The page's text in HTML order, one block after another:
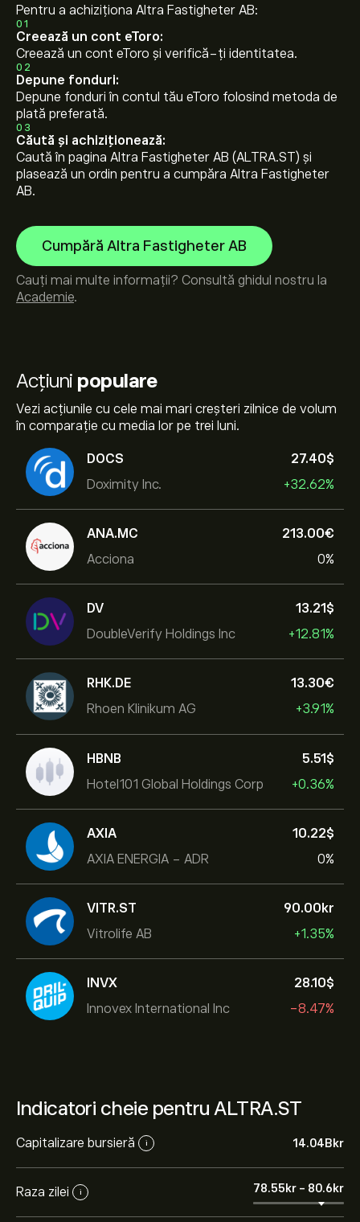
Acțiuni populare
Vezi acțiunile cu cele mai mari creșteri zilnice de volum
în comparație cu media lor pe trei luni.
DOCS
Doximity Inc.
27.40‎$‎
+32.62%
ANA.MC
Acciona
213.00‎€‎
0%
DV
DoubleVerify Holdings Inc
13.21‎$‎
+12.81%
RHK.DE
Rhoen Klinikum AG
13.30‎€‎
+3.91%
HBNB
Hotel101 Global Holdings Corp
5.51‎$‎
+0.36%
AXIA
AXIA ENERGIA - ADR
10.22‎$‎
0%
VITR.ST
Vitrolife AB
90.00‎kr‎
+1.35%
INVX
Innovex International Inc
28.10‎$‎
-8.47%
Indicatori cheie pentru ALTRA.ST
Capitalizare bursieră i 14.04B‎kr‎
Raza zilei i 78.55‎kr‎ - 80.6‎kr‎
Pentru a achiziționa Altra Fastigheter AB:
01
Creează un cont eToro:
Creează un cont eToro și verifică-ți identitatea.
02
Depune fonduri:
Depune fonduri în contul tău eToro folosind metoda de
plată preferată.
03
Căută și achiziționează:
Caută în pagina Altra Fastigheter AB (ALTRA.ST) și
plasează un ordin pentru a cumpăra Altra Fastigheter
AB.
Cumpără Altra Fastigheter AB
Cauți mai multe informații? Consultă ghidul nostru la
Academie.